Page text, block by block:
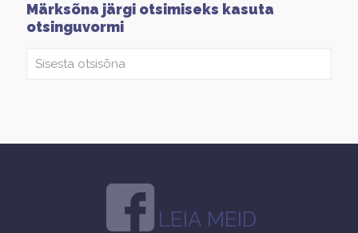
Märksõna järgi otsimiseks kasuta
otsinguvormi
LEIA MEID